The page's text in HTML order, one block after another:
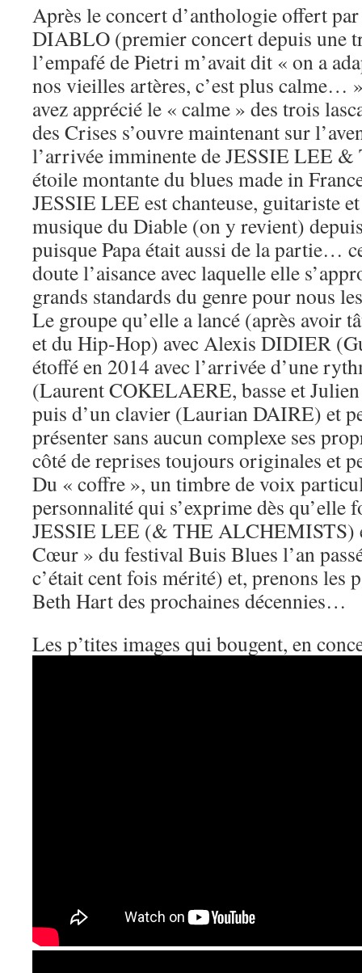
Après le concert d’anthologie offert
DIABLO (premier concert depuis une
l’empafé de Pietri m’avait dit « on a
nos vieilles artères, c’est plus calme…
avez apprécié le « calme » des trois
des Crises s’ouvre maintenant sur
l’arrivée imminente de JESSIE LEE
étoile montante du blues made in
JESSIE LEE est chanteuse, guitariste
musique du Diable (on y revient)
puisque Papa était aussi de la partie…
doute l’aisance avec laquelle elle
grands standards du genre pour nous
Le groupe qu’elle a lancé (après avoir
et du Hip-Hop) avec Alexis DIDIER
étoffé en 2014 avec l’arrivée d’une
(Laurent COKELAERE, basse et
puis d’un clavier (Laurian DAIRE) et
présenter sans aucun complexe ses
côté de reprises toujours originales et
Du « coffre », un timbre de voix
personnalité qui s’exprime dès qu’elle
JESSIE LEE (& THE ALCHEMISTS)
Cœur » du festival Buis Blues l’an
c’était cent fois mérité) et, prenons les
Beth Hart des prochaines décennies…
Les p’tites images qui bougent, en